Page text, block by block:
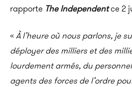
rapporte The Independentce 2
«À l’heure où nous parlons, je
déployer des milliers et des
lourdement armés, du
agents des forces de l’ordre